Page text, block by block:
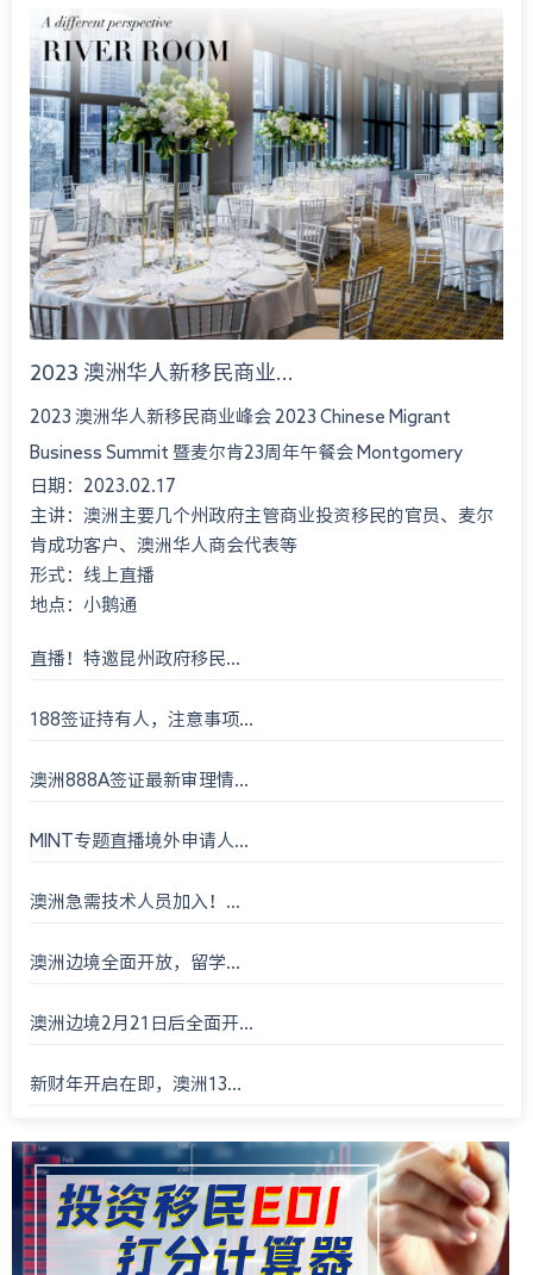
2023 澳洲华人新移民商业...
2023 澳洲华人新移民商业峰会 2023 Chinese Migrant
Business Summit 暨麦尔肯23周年午餐会 Montgomery
International Consultant 23rd An...
日期：2023.02.17
主讲：澳洲主要几个州政府主管商业投资移民的官员、麦尔
肯成功客户、澳洲华人商会代表等
形式：线上直播
地点：小鹅通
直播！特邀昆州政府移民...
188签证持有人，注意事项...
澳洲888A签证最新审理情...
MINT专题直播境外申请人...
澳洲急需技术人员加入！...
澳洲边境全面开放，留学...
澳洲边境2月21日后全面开...
新财年开启在即，澳洲13...